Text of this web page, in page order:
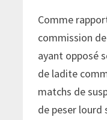
Comme
commission
ayant opposé
de ladite
matchs de
de peser lourd